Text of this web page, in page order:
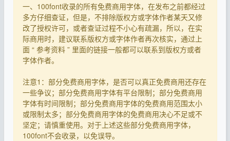
一、100font收录的所有免费商用字体，在发布之前都经过
多方仔细查证，但是，不排除版权方或字体作者某天又修
改了授权许可，或者查证过程不小心有疏漏，所以，在实
际商用时，建议联系版权方或字体作者再次核实，通过上
面 “ 参考资料 ” 里面的链接一般都可以联系到版权方或者
字体作者。
注意1：部分免费商用字体，是否可以真正免费商用还存在
一些争议；部分免费商用字体有平台限制；部分免费商用
字体有时间限制；部分免费商用字体的免费商用范围太小
或限制太多；部分免费商用字体的免费商用决心不足或不
坚定；请慎重使用。对于上述这些部分免费商用字体，
100font不会收录，以免误导。